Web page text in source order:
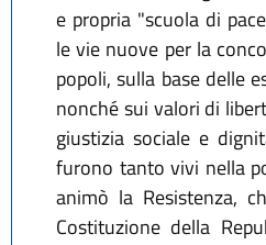
e propria "scuola di
le vie nuove per la
popoli, sulla base delle
nonché sui valori di
giustizia sociale e
furono tanto vivi nella
animò la Resistenza,
Costituzione della